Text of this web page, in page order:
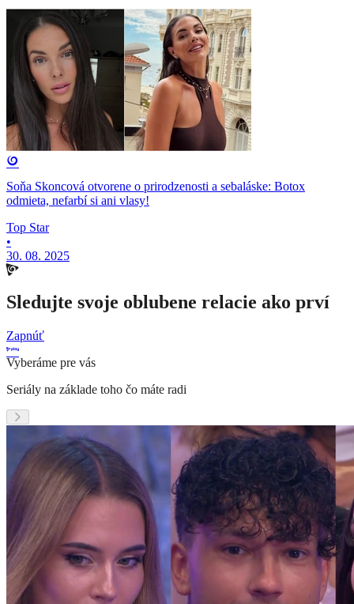
Soňa Skoncová otvorene o prirodzenosti a sebaláske: Botox
odmieta, nefarbí si ani vlasy!
Top Star
•
30. 08. 2025
Sledujte svoje oblubene relacie ako prví
Zapnúť
Vyberáme pre vás
Seriály na základe toho čo máte radi